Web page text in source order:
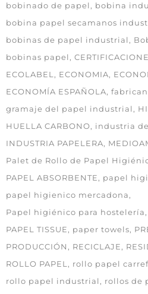
bobinado de papel
bobina
bobina papel secamanos
bobinas de papel industrial
bobinas papel
ECOLABEL
ECONOMIA
ECONOMÍA ESPAÑOLA
gramaje del papel industrial
HUELLA CARBONO
industria
INDUSTRIA PAPELERA
Palet de Rollo de Papel
PAPEL ABSORBENTE
papel
papel higienico mercadona
Papel higiénico para hostelería
PAPEL TISSUE
paper towels
PRODUCCIÓN
RECICLAJE
ROLLO PAPEL
rollo papel
rollo papel industrial
rollos de